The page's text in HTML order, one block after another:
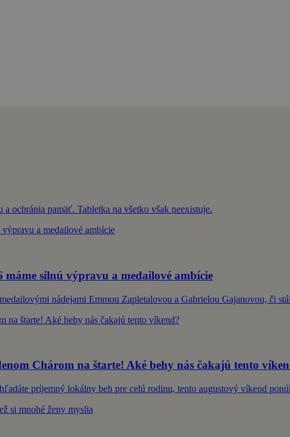
ochránia pamäť. Tabletka na všetko však neexistuje.
silnú výpravu a medailové ambície
nádejami Emmou Zapletalovou a Gabrielou Gajanovou, či
Chárom na štarte! Aké behy nás čakajú tento
príjemný lokálny beh pre celú rodinu, tento augustový víkend